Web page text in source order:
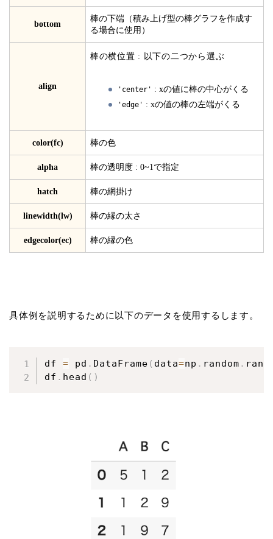
bottom
棒の下端（積み上げ型の棒グラフを作成す
る場合に使用）
align
棒の横位置 : 以下の二つから選ぶ
'center' : xの値に棒の中心がくる
'edge' : xの値の棒の左端がくる
color(fc) 棒の色
alpha 棒の透明度 : 0~1で指定
hatch 棒の網掛け
linewidth(lw) 棒の縁の太さ
edgecolor(ec) 棒の縁の色
具体例を説明するために以下のデータを使用するします。
df = pd . DataFrame ( data=np . random .
df . head ( )